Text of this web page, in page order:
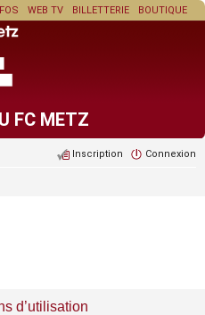
BOUTIQUE
BILLETTERIE
WEB TV
FC METZ
Connexion
Inscription
d’utilisation